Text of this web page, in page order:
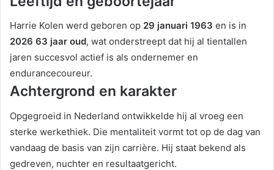
Harrie Kolen werd geboren op 29 januari 1963 en is in
2026 63 jaar oud, wat onderstreept dat hij al tientallen
jaren succesvol actief is als ondernemer en
endurancecoureur.
Achtergrond en karakter
Opgegroeid in Nederland ontwikkelde hij al vroeg een
sterke werkethiek. Die mentaliteit vormt tot op de dag van
vandaag de basis van zijn carrière. Hij staat bekend als
gedreven, nuchter en resultaatgericht.